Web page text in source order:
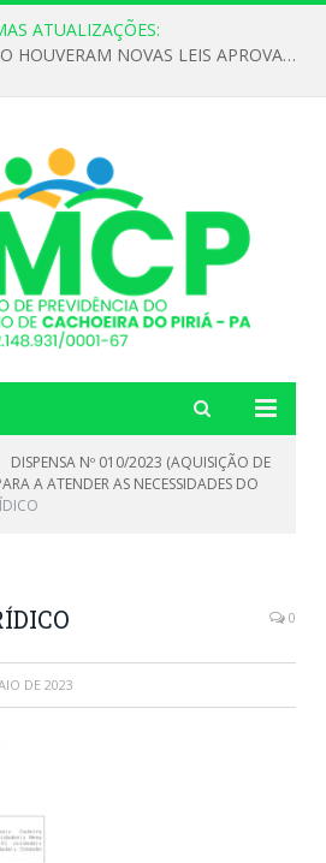
ATUALIZAÇÕES:
DECLARAMOS QUE NÃO HOUVERAM NOVAS LEIS APROVADAS ATÉ O MOMENTO PARA O INSTITUTO DE PREVIDÊNCIA NO ANO DE 2026
DISPENSA Nº 010/2023 (AQUISIÇÃO DE
A ATENDER AS NECESSIDADES DO
0
DE 2023